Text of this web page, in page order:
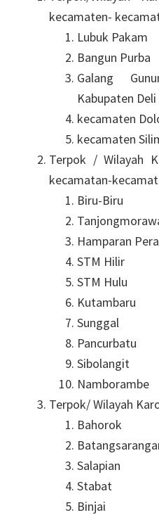
kecamaten-
Lubuk Pakam
Bangun Purba
Galang
Kabupaten
kecamaten
kecamaten
Terpok / Wilayah
kecamatan-
Biru-Biru
Hamparan
STM Hilir
STM Hulu
Kutambaru
Sunggal
Pancurbatu
Sibolangit
Namborambe
Terpok/ Wilayah
Bahorok
Salapian
Stabat
Binjai